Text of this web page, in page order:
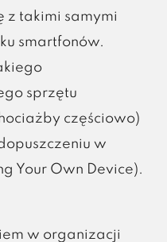
z takimi samymi
smartfonów.
sprzętu
częściowo)
w
Your Own Device).
w organizacji